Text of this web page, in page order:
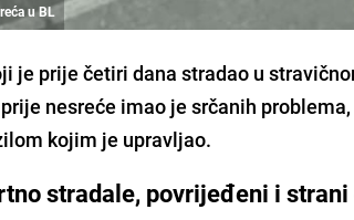
u BL
je prije četiri dana stradao u
nesreće imao je srčanih
kojim je upravljao.
stradale, povrijeđeni i